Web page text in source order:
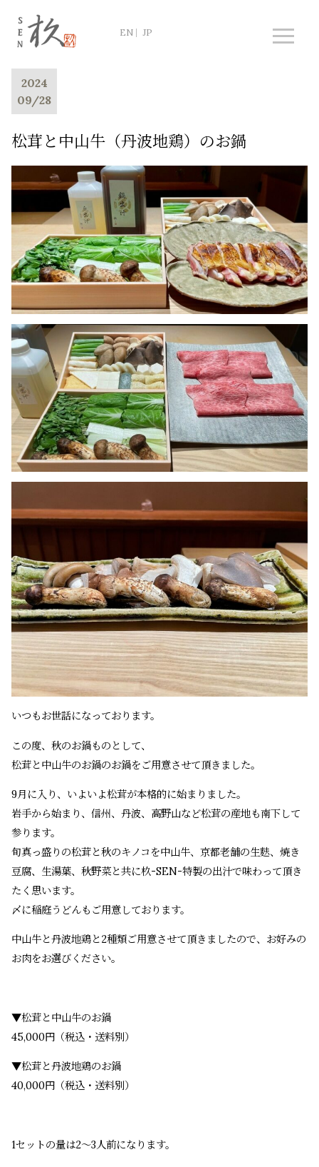
2024
09/28
松茸と中山牛（丹波地鶏）のお鍋
いつもお世話になっております。
この度、秋のお鍋ものとして、
松茸と中山牛のお鍋のお鍋をご用意させて頂きました。
9月に入り、いよいよ松茸が本格的に始まりました。
岩手から始まり、信州、丹波、高野山など松茸の産地も南下して
参ります。
旬真っ盛りの松茸と秋のキノコを中山牛、京都老舗の生麩、焼き
豆腐、生湯葉、秋野菜と共に杦-SEN-特製の出汁で味わって頂き
たく思います。
〆に稲庭うどんもご用意しております。
中山牛と丹波地鶏と2種類ご用意させて頂きましたので、お好みの
お肉をお選びください。
▼松茸と中山牛のお鍋
45,000円（税込・送料別）
▼松茸と丹波地鶏のお鍋
40,000円（税込・送料別）
1セットの量は2〜3人前になります。